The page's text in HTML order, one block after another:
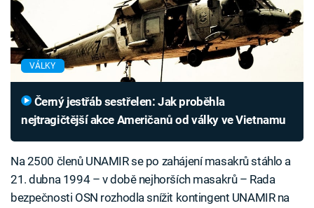
VÁLKY
nejtragičtější akce Američanů od války ve Vietnamu
Na 2500 členů UNAMIR se po zahájení masakrů stáhlo a
21. dubna 1994 – v době nejhorších masakrů – Rada
bezpečnosti OSN rozhodla snížit kontingent UNAMIR na